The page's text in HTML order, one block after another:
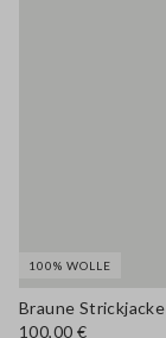
100% WOLLE
100,00 €